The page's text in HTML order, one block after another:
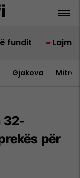
fundit Lajme
Gjakova
32-
për